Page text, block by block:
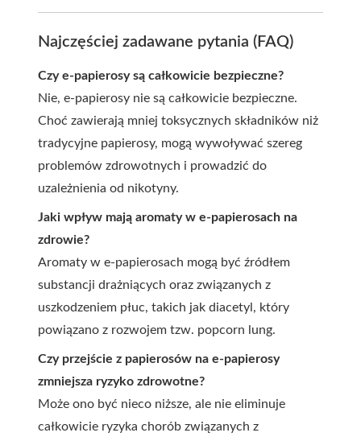
Najczęściej zadawane pytania (FAQ)
Czy e-papierosy są całkowicie bezpieczne?
Nie, e-papierosy nie są całkowicie bezpieczne.
Choć zawierają mniej toksycznych składników niż
tradycyjne papierosy, mogą wywoływać szereg
problemów zdrowotnych i prowadzić do
uzależnienia od nikotyny.
Jaki wpływ mają aromaty w e-papierosach na
zdrowie?
Aromaty w e-papierosach mogą być źródłem
substancji drażniących oraz związanych z
uszkodzeniem płuc, takich jak diacetyl, który
powiązano z rozwojem tzw. popcorn lung.
Czy przejście z papierosów na e-papierosy
zmniejsza ryzyko zdrowotne?
Może ono być nieco niższe, ale nie eliminuje
całkowicie ryzyka chorób związanych z